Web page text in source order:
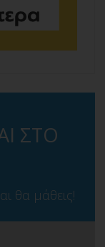
ΣΤΟ
θα μάθεις!